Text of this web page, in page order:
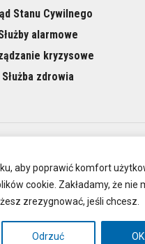
aby poprawić komfort
cookie. Zakładamy, że nie
zrezygnować, jeśli chcesz.
Odrzuć OK
Stanu Cywilnego
alarmowe
kryzysowe
Służba zdrowia
O